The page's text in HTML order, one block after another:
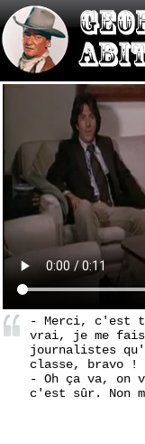
- Merci, c'est
vrai, je me fais
journalistes
classe, bravo !
- Oh ça va, on
c'est sûr. Non